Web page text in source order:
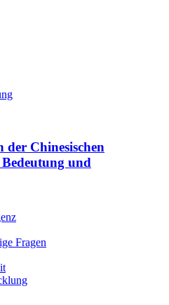
der Chinesischen
und
Fragen